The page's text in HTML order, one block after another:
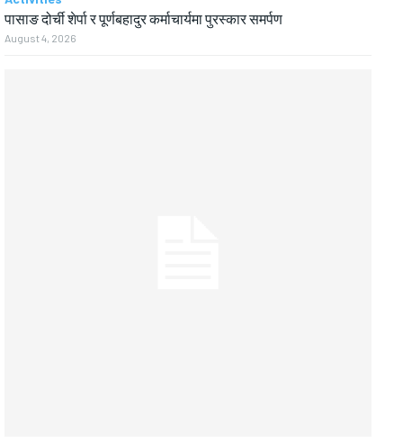
पासाङ दोर्ची शेर्पा र पूर्णबहादुर कर्माचार्यमा पुरस्कार समर्पण
August 4, 2026